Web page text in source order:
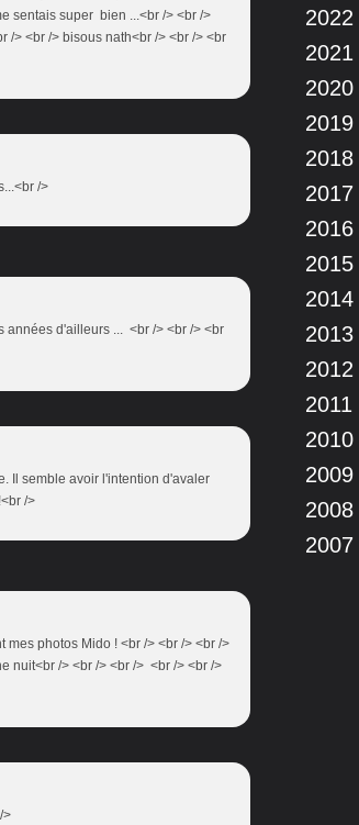
sentais super bien ...<br /> <br />
/> <br /> bisous nath<br /> <br /> <br
/>
années d'ailleurs ... <br /> <br /> <br
Il semble avoir l'intention d'avaler
/>
photos Mido ! <br /> <br /> <br />
nuit<br /> <br /> <br /> <br /> <br />
>
2022
2021
2020
2019
2018
2017
2016
2015
2014
2013
2012
2011
2010
2009
2008
2007